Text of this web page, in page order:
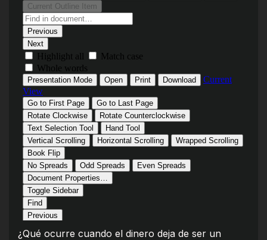
¿Qué ocurre cuando el dinero deja de ser un